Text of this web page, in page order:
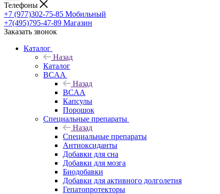
Телефоны
+7 (977)302-75-85 Мобильный
+7(495)795-47-89 Магазин
Заказать звонок
Каталог
Назад
Каталог
BCAA
Назад
BCAA
Капсулы
Порошок
Cпециальные препараты
Назад
Cпециальные препараты
Антиоксиданты
Добавки для сна
Добавки для мозга
Биодобавки
Добавки для активного долголетия
Гепатопротекторы